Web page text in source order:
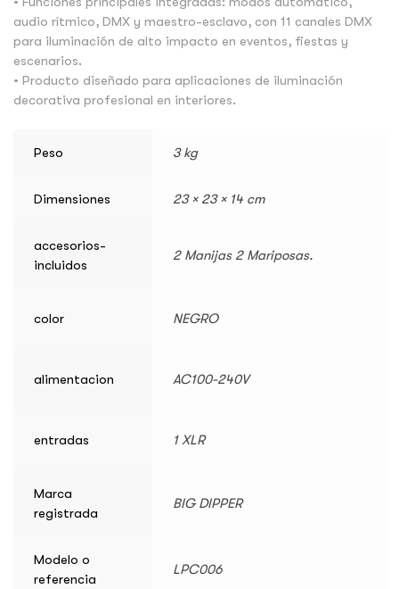
audio rítmico, DMX y maestro-esclavo, con 11 canales DMX
para iluminación de alto impacto en eventos, fiestas y
escenarios.
• Producto diseñado para aplicaciones de iluminación
decorativa profesional en interiores.
Peso 3 kg
Dimensiones 23 × 23 × 14 cm
accesorios-
incluidos
2 Manijas 2 Mariposas.
color NEGRO
alimentacion AC100-240V
entradas 1 XLR
Marca
registrada
BIG DIPPER
Modelo o
referencia
LPC006